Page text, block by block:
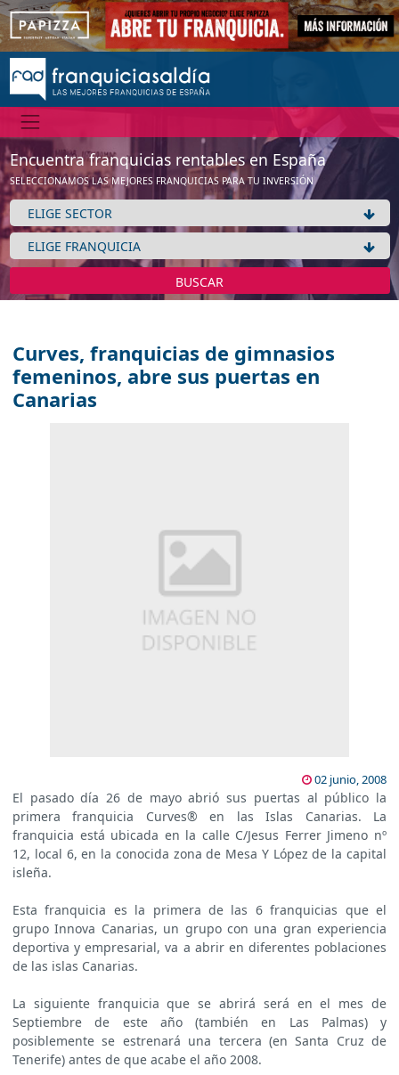
Encuentra franquicias rentables en España
SELECCIONAMOS LAS MEJORES FRANQUICIAS PARA TU INVERSIÓN
BUSCAR
Curves, franquicias de gimnasios
femeninos, abre sus puertas en
Canarias
02 junio, 2008
El pasado día 26 de mayo abrió sus puertas al público la
primera franquicia Curves® en las Islas Canarias. La
franquicia está ubicada en la calle C/Jesus Ferrer Jimeno nº
12, local 6, en la conocida zona de Mesa Y López de la capital
isleña.
Esta franquicia es la primera de las 6 franquicias que el
grupo Innova Canarias, un grupo con una gran experiencia
deportiva y empresarial, va a abrir en diferentes poblaciones
de las islas Canarias.
La siguiente franquicia que se abrirá será en el mes de
Septiembre de este año (también en Las Palmas) y
posiblemente se estrenará una tercera (en Santa Cruz de
Tenerife) antes de que acabe el año 2008.